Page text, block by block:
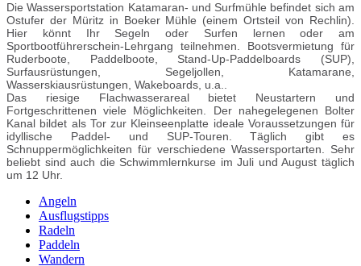
Die Wassersportstation Katamaran- und Surfmühle befindet sich am
Ostufer der Müritz in Boeker Mühle (einem Ortsteil von Rechlin).
Hier könnt Ihr Segeln oder Surfen lernen oder am
Sportbootführerschein-Lehrgang teilnehmen. Bootsvermietung für
Ruderboote, Paddelboote, Stand-Up-Paddelboards (SUP),
Surfausrüstungen, Segeljollen, Katamarane,
Wasserskiausrüstungen, Wakeboards, u.a..
Das riesige Flachwasserareal bietet Neustartern und
Fortgeschrittenen viele Möglichkeiten. Der nahegelegenen Bolter
Kanal bildet als Tor zur Kleinseenplatte ideale Voraussetzungen für
idyllische Paddel- und SUP-Touren. Täglich gibt es
Schnuppermöglichkeiten für verschiedene Wassersportarten. Sehr
beliebt sind auch die Schwimmlernkurse im Juli und August täglich
um 12 Uhr.
Angeln
Ausflugstipps
Radeln
Paddeln
Wandern